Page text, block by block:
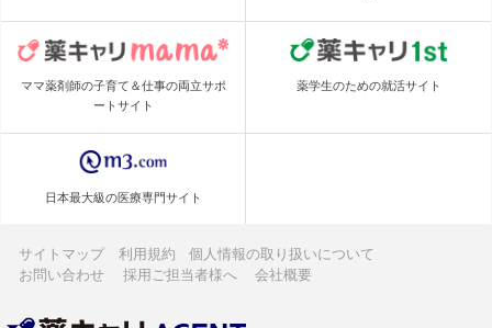
ママ薬剤師の子育て＆仕事の両立サポ
ートサイト
薬学生のための就活サイト
日本最大級の医療専門サイト
サイトマップ 利用規約
個人情報の取り扱いについて
お問い合わせ
採用ご担当者様へ 会社概要